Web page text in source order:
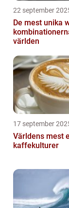
22 september
De mest unika
världen
17 september
Världens mest
kaffekulturer